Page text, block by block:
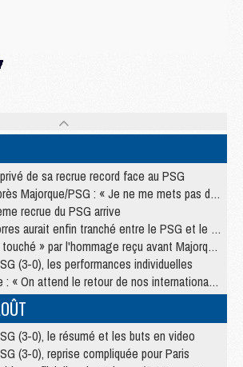
de sa recrue record face au PSG
Majorque/PSG : « Je ne me mets pas de plafond »
recrue du PSG arrive
aurait enfin tranché entre le PSG et le Barça
» par l'hommage reçu avant Majorque/PSG
(3-0), les performances individuelles
« On attend le retour de nos internationaux »
(3-0), le résumé et les buts en video
(3-0), reprise compliquée pour Paris